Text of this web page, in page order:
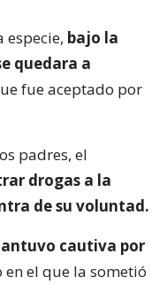
bajo la
quedara a
fue aceptado por
padres, el
drogas a la
de su voluntad.
cautiva por
en el que la sometió